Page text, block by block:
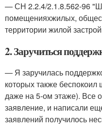
— СН 2.2.4/2.1.8.562-96
помещенияхжилых,
территории жилой
2. Заручиться
— Я заручилась
которых также
даже на 5-ом этаже). Все
заявление, и написали
заявлений получилось